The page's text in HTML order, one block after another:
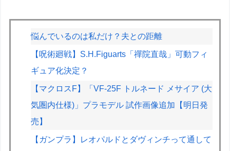
悩んでいるのは私だけ？夫との距離
【呪術廻戦】S.H.Figuarts「禪院直哉」可動フィ
ギュア化決定？
【マクロスF】「VF-25F トルネード メサイア (大
気圏内仕様)」プラモデル 試作画像追加【明日発
売】
【ガンプラ】レオパルドとダヴィンチって通して